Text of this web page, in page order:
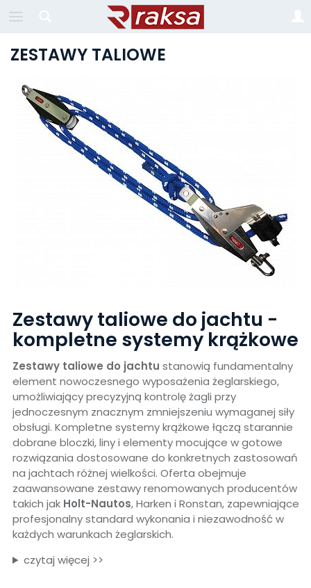
ZESTAWY TALIOWE
Zestawy taliowe do jachtu -
kompletne systemy krążkowe
Zestawy taliowe do jachtu stanowią fundamentalny
element nowoczesnego wyposażenia żeglarskiego,
umożliwiający precyzyjną kontrolę żagli przy
jednoczesnym znacznym zmniejszeniu wymaganej siły
obsługi. Kompletne systemy krążkowe łączą starannie
dobrane bloczki, liny i elementy mocujące w gotowe
rozwiązania dostosowane do konkretnych zastosowań
na jachtach różnej wielkości. Oferta obejmuje
zaawansowane zestawy renomowanych producentów
takich jak Holt-Nautos, Harken i Ronstan, zapewniające
profesjonalny standard wykonania i niezawodność w
każdych warunkach żeglarskich.
czytaj więcej >>